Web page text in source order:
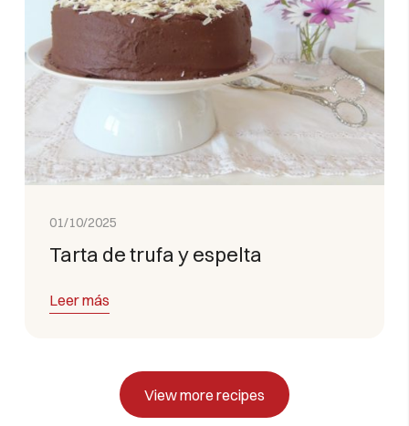
01/10/2025
Tarta de trufa y espelta
Leer más
View more recipes